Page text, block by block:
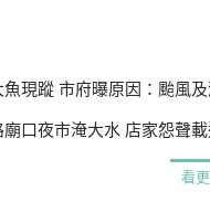
蹤 市府曝原因：颱風及漲潮
夜市淹大水 店家怨聲載道…
看